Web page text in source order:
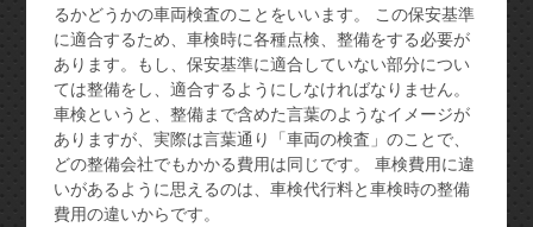
るかどうかの車両検査のことをいいます。 この保安基準
に適合するため、車検時に各種点検、整備をする必要が
あります。もし、保安基準に適合していない部分につい
ては整備をし、適合するようにしなければなりません。
車検というと、整備まで含めた言葉のようなイメージが
ありますが、実際は言葉通り「車両の検査」のことで、
どの整備会社でもかかる費用は同じです。 車検費用に違
いがあるように思えるのは、車検代行料と車検時の整備
費用の違いからです。